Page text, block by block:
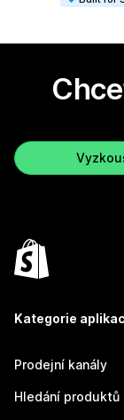
Kategorie
Prodejní kanály
Hledání produktů